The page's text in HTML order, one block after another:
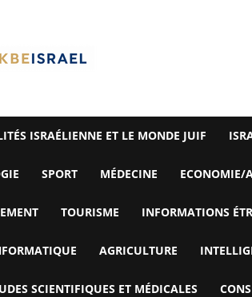
ISRAÉLIENNE ET LE MONDE JUIF
SPORT MÉDECINE ECONOMIE/
TOURISME INFORMATIONS
AGRICULTURE
SCIENTIFIQUES ET MÉDICALES